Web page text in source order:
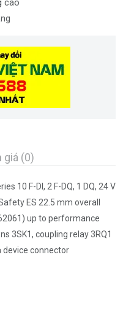
cao
giá (0)
10 F-DI, 2 F-DQ, 1 DQ, 24 V
ES 22.5 mm overall
up to performance
3SK1, coupling relay 3RQ1
connector